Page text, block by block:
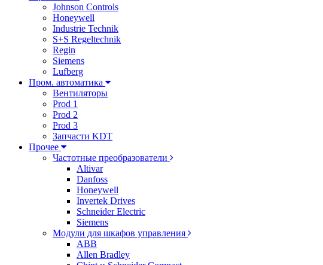
Johnson Controls
Honeywell
Industrie Technik
S+S Regeltechnik
Regin
Siemens
Lufberg
Пром. автоматика
Вентиляторы
Prod 1
Prod 2
Prod 3
Запчасти KDT
Прочее
Частотные преобразователи
Altivar
Danfoss
Honeywell
Invertek Drives
Schneider Electric
Siemens
Модули для шкафов управления
ABB
Allen Bradley